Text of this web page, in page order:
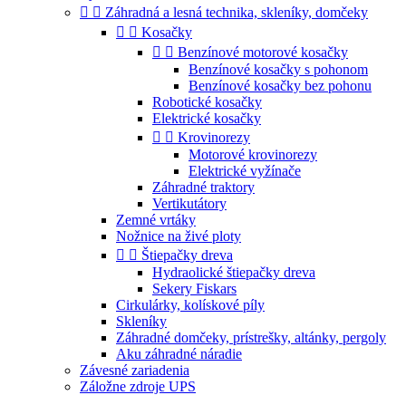
  Záhradná a lesná technika, skleníky, domčeky
  Kosačky
  Benzínové motorové kosačky
Benzínové kosačky s pohonom
Benzínové kosačky bez pohonu
Robotické kosačky
Elektrické kosačky
  Krovinorezy
Motorové krovinorezy
Elektrické vyžínače
Záhradné traktory
Vertikutátory
Zemné vrtáky
Nožnice na živé ploty
  Štiepačky dreva
Hydraolické štiepačky dreva
Sekery Fiskars
Cirkulárky, kolískové píly
Skleníky
Záhradné domčeky, prístrešky, altánky, pergoly
Aku záhradné náradie
Závesné zariadenia
Záložne zdroje UPS